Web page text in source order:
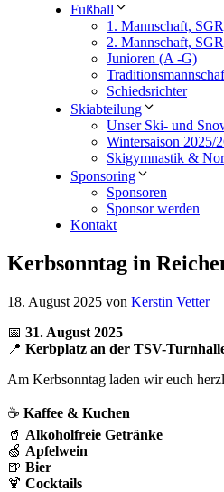
Fußball
1. Mannschaft,
2. Mannschaft,
Junioren (A -G)
Schiedsrichter
Skiabteilung
Unser Ski- und
Wintersaison 2025/
Skigymnastik &
Sponsoring
Sponsoren
Sponsor werden
Kontakt
Kerbsonntag in
18. August 2025 von Kerstin Vetter
📅 31. August 2025
📍 Kerbplatz an der TSV-
Am Kerbsonntag laden wir euch
☕ Kaffee & Kuchen
🥤 Alkoholfreie Getränke
🍏 Apfelwein
🍺 Bier
🍹 Cocktails